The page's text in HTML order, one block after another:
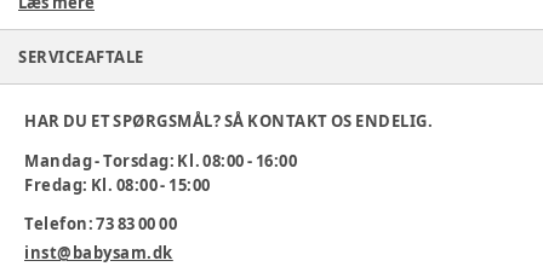
varenr: 353599
ROSE cykler har følgende generelle egenskaber:
ved leveringen
Ekstrem lang holdbarhed (gennemsnitligt 15-20 år)
Specialstålrør med godstykkelser fra 1,5 – 3,25 mm
SERVICEAFTALE
HAR DU ET SPØRGSMÅL? SÅ KONTAKT OS ENDELIG.
Mandag - Torsdag: Kl. 08:00 - 16:00
Fredag: Kl. 08:00 - 15:00
Telefon: 73 83 00 00
inst@babysam.dk